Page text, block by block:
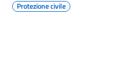
l Protezione civile